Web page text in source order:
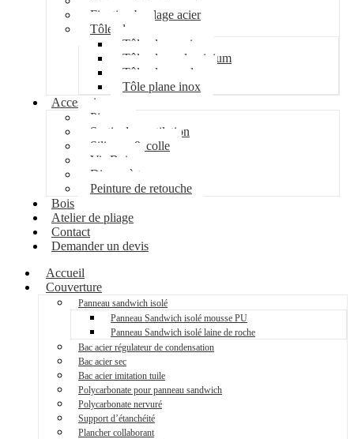
Fixation bardage acier
Tôle plane
Tôle plane acier
Tôle plane aluminium
Tôle plane galva
Tôle plane inox
Accessoires
Pipeco
Sortie de ventilation
Silicone & colle
Vis Bois
Disque à tronçonner
Peinture de retouche
Bois
Atelier de pliage
Contact
Demander un devis
Accueil
Couverture
Panneau sandwich isolé
Panneau Sandwich isolé mousse PU
Panneau Sandwich isolé laine de roche
Bac acier régulateur de condensation
Bac acier sec
Bac acier imitation tuile
Polycarbonate pour panneau sandwich
Polycarbonate nervuré
Support d’étanchéité
Plancher collaborant